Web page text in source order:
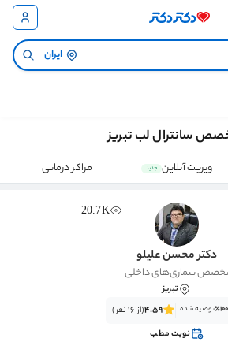
ایران
سانترال لب تبریز
ویزیت آنلاین جدید مراکز درمانی
20.7K
دکتر محسن علیلو
تخصص بیماری‌های داخلی
تبریز
٪100‌‌‌توصیه شده 4.59(از 16 نفر)
نوبت مطب